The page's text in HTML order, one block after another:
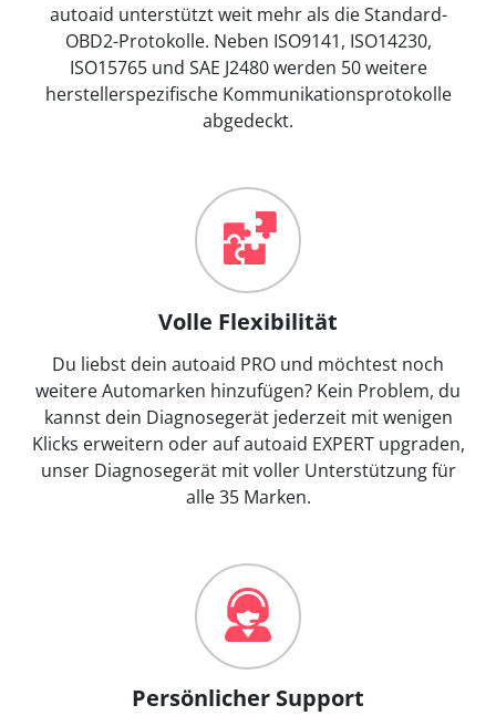
autoaid unterstützt weit mehr als die Standard-
OBD2-Protokolle. Neben ISO9141, ISO14230,
ISO15765 und SAE J2480 werden 50 weitere
herstellerspezifische Kommunikationsprotokolle
abgedeckt.
Volle Flexibilität
Du liebst dein autoaid PRO und möchtest noch
weitere Automarken hinzufügen? Kein Problem, du
kannst dein Diagnosegerät jederzeit mit wenigen
Klicks erweitern oder auf autoaid EXPERT upgraden,
unser Diagnosegerät mit voller Unterstützung für
alle 35 Marken.
Persönlicher Support